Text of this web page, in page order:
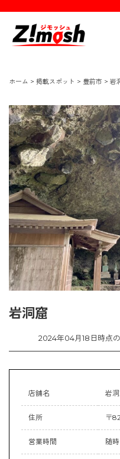
ホーム > 掲載スポット > 豊前市 > 岩
岩洞窟
2024年04月18日時点
店舗名 岩
住所 〒
営業時間 随時